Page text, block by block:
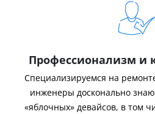
Профессионализм и
Специализируемся на
инженеры досконально
«яблочных» девайсов, в том